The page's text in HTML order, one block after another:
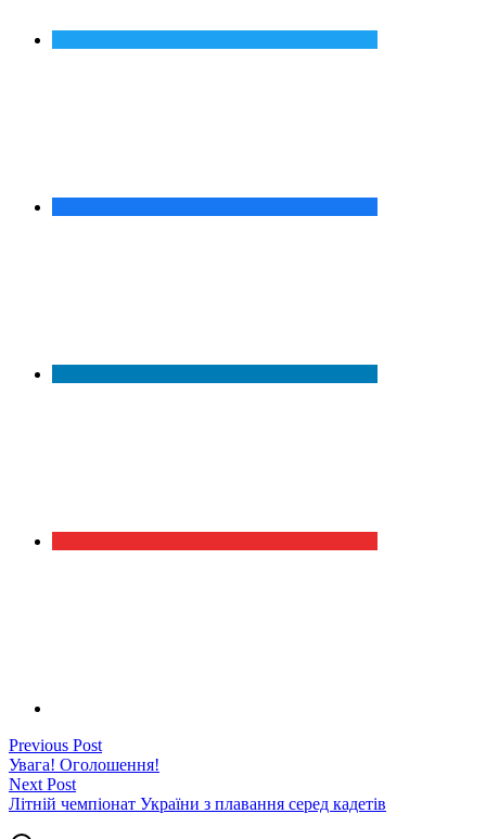
Навігація
записів
Previous PostPrevious
post:
Увага! Оголошення!
Next PostNext
post:
Літній чемпіонат України з плавання серед кадетів